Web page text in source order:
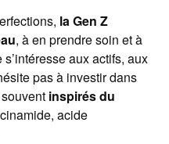
la Gen Z
, à en prendre soin et à
aux actifs, aux
pas à investir dans
inspirés du
acide